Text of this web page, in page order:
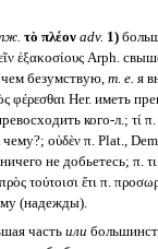
τὸ πλέον adv. 1)
ἑξακοσίους Arph.
безумствую, т. е. я
φέρεσθαι Her. иметь
кого-л.; τί π.
οὐδὲν π. Plat.,
не добьетесь; π.
τούτοισι ἔτι π.
(надежды).
часть или